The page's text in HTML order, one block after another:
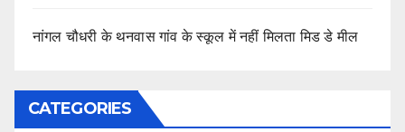
नांगल चौधरी के थनवास गांव के स्कूल में नहीं मिलता मिड डे मील
CATEGORIES